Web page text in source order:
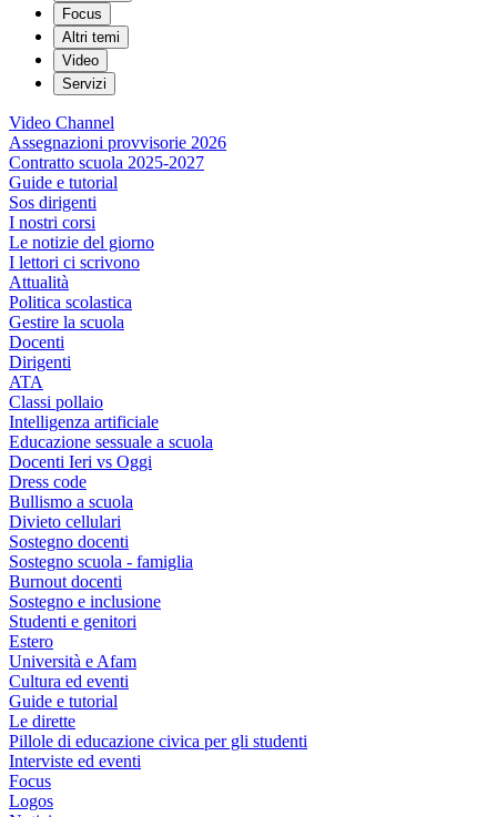
Focus
Altri temi
Video
Servizi
Video Channel
Assegnazioni provvisorie 2026
Contratto scuola 2025-2027
Guide e tutorial
Sos dirigenti
I nostri corsi
Le notizie del giorno
I lettori ci scrivono
Attualità
Politica scolastica
Gestire la scuola
Docenti
Dirigenti
ATA
Classi pollaio
Intelligenza artificiale
Educazione sessuale a scuola
Docenti Ieri vs Oggi
Dress code
Bullismo a scuola
Divieto cellulari
Sostegno docenti
Sostegno scuola - famiglia
Burnout docenti
Sostegno e inclusione
Studenti e genitori
Estero
Università e Afam
Cultura ed eventi
Guide e tutorial
Le dirette
Pillole di educazione civica per gli studenti
Interviste ed eventi
Focus
Logos